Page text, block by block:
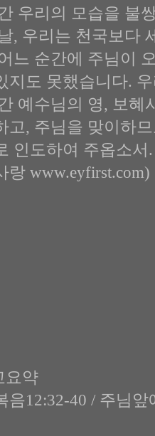
우리의 모습을 불
, 우리는 천국보다
느 순간에 주님이
지도 못했습니다.
예수님의 영, 보혜
고, 주님을 맞이하
인도하여 주옵소서
랑 www.eyfirst.com)
요약
음12:32-40 / 주님